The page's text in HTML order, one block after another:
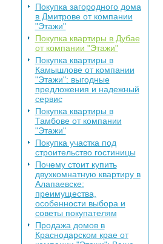
Покупка загородного дома
в Дмитрове от компании
"Этажи"
Покупка квартиры в Дубае
от компании "Этажи"
Покупка квартиры в
Камышлове от компании
"Этажи": выгодные
предложения и надежный
сервис
Покупка квартиры в
Тамбове от компании
"Этажи"
Покупка участка под
строительство гостиницы
Почему стоит купить
двухкомнатную квартиру в
Алапаевске:
преимущества,
особенности выбора и
советы покупателям
Продажа домов в
Краснодарском крае от